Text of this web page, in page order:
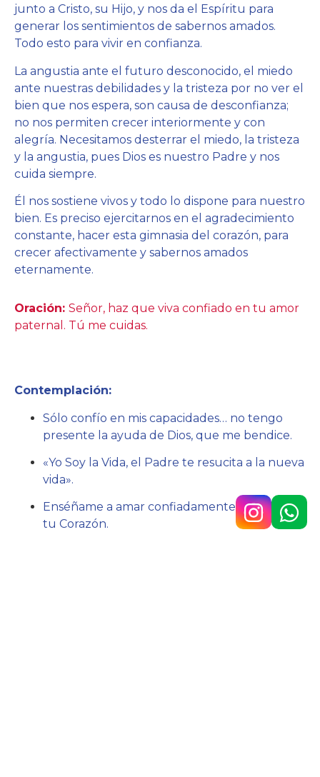
junto a Cristo, su Hijo, y nos da el Espíritu para
generar los sentimientos de sabernos amados.
Todo esto para vivir en confianza.
La angustia ante el futuro desconocido, el miedo
ante nuestras debilidades y la tristeza por no ver el
bien que nos espera, son causa de desconfianza;
no nos permiten crecer interiormente y con
alegría. Necesitamos desterrar el miedo, la tristeza
y la angustia, pues Dios es nuestro Padre y nos
cuida siempre.
Él nos sostiene vivos y todo lo dispone para nuestro
bien. Es preciso ejercitarnos en el agradecimiento
constante, hacer esta gimnasia del corazón, para
crecer afectivamente y sabernos amados
eternamente.
Oración: Señor, haz que viva confiado en tu amor
paternal. Tú me cuidas.
Contemplación:
Sólo confío en mis capacidades… no tengo
presente la ayuda de Dios, que me bendice.
«Yo Soy la Vida, el Padre te resucita a la nueva
vida».
Enséñame a amar confiadamente, llévame en
tu Corazón.